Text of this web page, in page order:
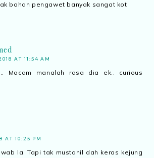
bahan pengawet banyak sangat kot
AT 11:54 AM
Macam manalah rasa dia ek.. curious
AT 10:25 PM
la. Tapi tak mustahil dah keras kejung